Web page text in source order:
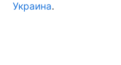
Украина.